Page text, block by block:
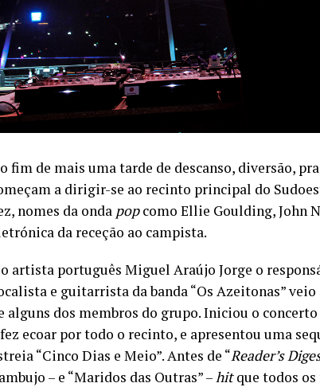
fim de mais uma tarde de descanso, diversão,
a dirigir-se ao recinto principal do
nomes da onda popcomo Ellie Goulding, John
da receção ao campista.
artista português Miguel Araújo Jorge o
e guitarrista da banda “Os Azeitonas”
alguns dos membros do grupo. Iniciou o
ecoar por todo o recinto, e apresentou uma
“Cinco Dias e Meio”. Antes de “Reader’s
– e “Maridos das Outras” –hitque todos os